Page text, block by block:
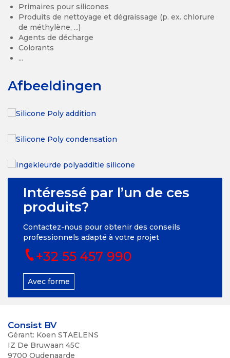
Primaires pour silicones
Produits de nettoyage et dégraissage (p. ex. chlorure
de méthylène, ...)
Agents de décharge
Colorants
...
Afbeeldingen
Intéressé par l’un de ces
produits?
Contactez-nous pour obtenir des conseils
professionnels adapté à votre projet
+32 55 457 990
Avec forme
Consist BV
Gérant: Koen STAELENS
IZ De Bruwaan 45C
9700 Oudenaarde